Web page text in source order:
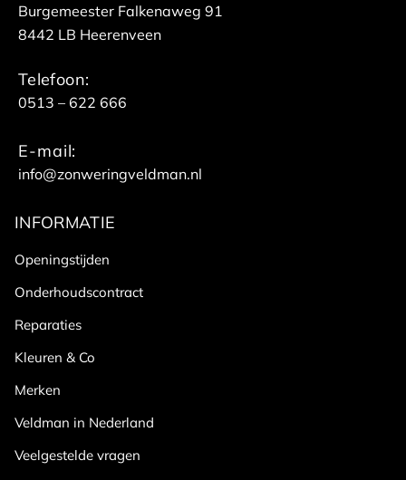
Burgemeester Falkenaweg 91
8442 LB Heerenveen
Telefoon:
0513 – 622 666
E-mail:
info@zonweringveldman.nl
INFORMATIE
Openingstijden
Onderhoudscontract
Reparaties
Kleuren & Co
Merken
Veldman in Nederland
Veelgestelde vragen